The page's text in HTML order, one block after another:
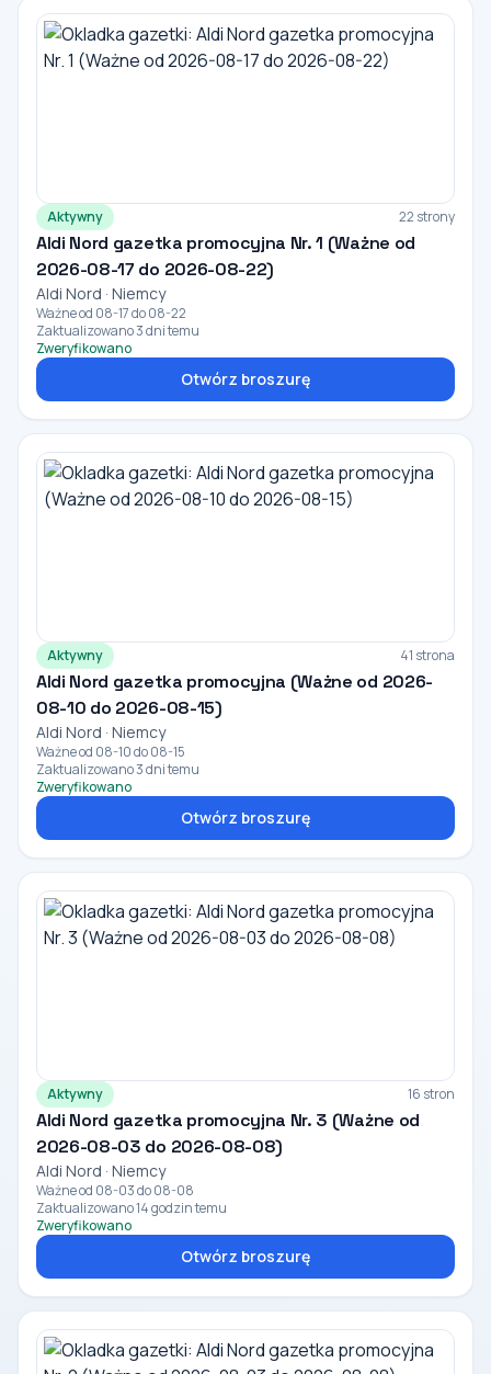
Aktywny 22 strony
Aldi Nord gazetka promocyjna Nr. 1 (Ważne od
2026-08-17 do 2026-08-22)
Aldi Nord · Niemcy
Ważne od 08-17 do 08-22
Zaktualizowano 3 dni temu
Zweryfikowano
Otwórz broszurę
Aktywny 41 strona
Aldi Nord gazetka promocyjna (Ważne od 2026-
08-10 do 2026-08-15)
Aldi Nord · Niemcy
Ważne od 08-10 do 08-15
Zaktualizowano 3 dni temu
Zweryfikowano
Otwórz broszurę
Aktywny 16 stron
Aldi Nord gazetka promocyjna Nr. 3 (Ważne od
2026-08-03 do 2026-08-08)
Aldi Nord · Niemcy
Ważne od 08-03 do 08-08
Zaktualizowano 14 godzin temu
Zweryfikowano
Otwórz broszurę